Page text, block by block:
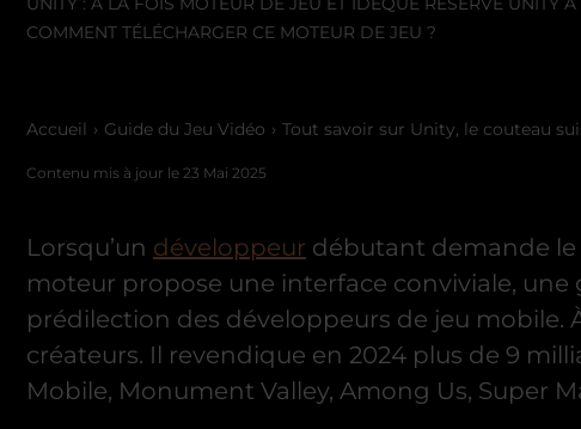
COMMENT TÉLÉCHARGER CE MOTEUR DE JEU ?
Accueil Guide du Jeu Vidéo Tout savoir sur Unity, le couteau
Contenu mis à jour le 23 Mai 2025
Lorsqu’un développeur débutant demande le
moteur propose une interface conviviale,
prédilection des développeurs de jeu mobile.
créateurs. Il revendique en 2024 plus de 9
Mobile, Monument Valley, Among Us, Super